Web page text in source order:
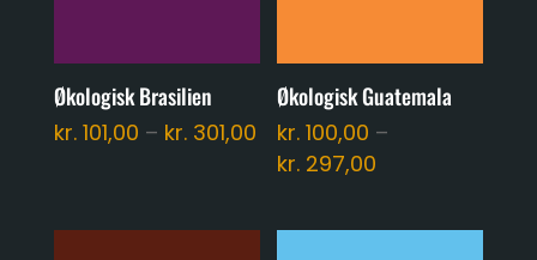
Økologisk Brasilien
kr.101,00 – kr.301,00Prisinterval:
kr. 101,00
kr. 301,00
Økologisk Guatemala
kr. 100,00 –
kr. 297,00
til